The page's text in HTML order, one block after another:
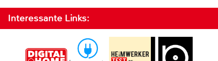
Interessante Links: